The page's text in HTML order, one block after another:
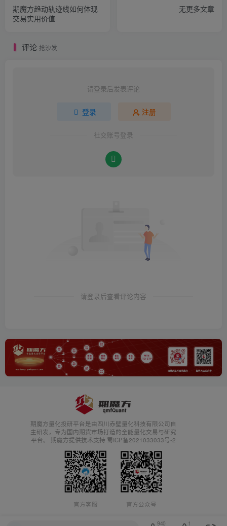
期魔方趋动轨迹线如何体现
交易实用价值
无更多文章
评论 抢沙发
请登录后发表评论
登录 注册
社交账号登录
请登录后查看评论内容
期魔方量化投研平台是由四川赤壁量化科技有限公司自
主研发，专为国内期货市场打造的全能量化交易与研究
平台。 期魔方提供技术支持 蜀ICP备2021033033号-2
官方客服 官方公众号
940 1